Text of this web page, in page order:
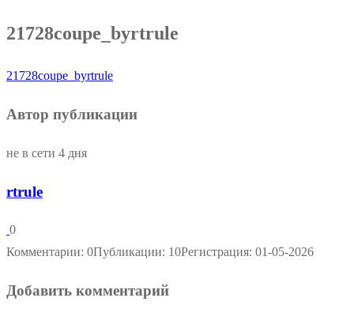
21728coupe_byrtrule
21728coupe_byrtrule
Автор публикации
не в сети 4 дня
rtrule
0
Комментарии: 0Публикации: 10Регистрация: 01-05-2026
Добавить комментарий